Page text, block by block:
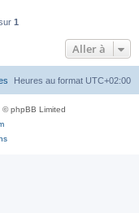
1
Aller à
Heures au format UTC+02:00
© phpBB Limited